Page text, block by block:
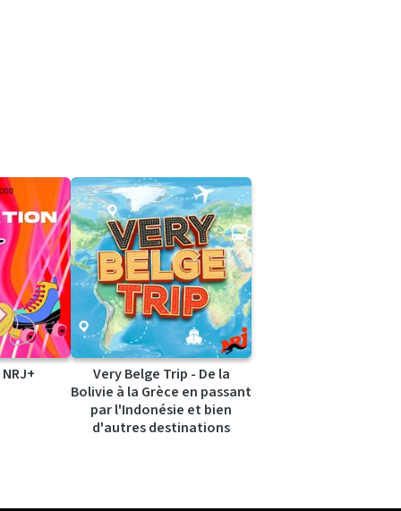
Very Belge Trip - De la
Bolivie à la Grèce en passant
par l'Indonésie et bien
d'autres destinations